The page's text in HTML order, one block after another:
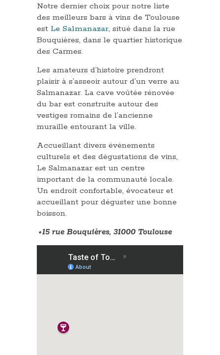
Notre dernier choix pour notre liste
des meilleurs bars à vins de Toulouse
est Le Salmanazar, situé dans la rue
Bouquières, dans le quartier historique
des Carmes.
Les amateurs d’histoire prendront
plaisir à s’asseoir autour d’un verre au
Salmanazar. La cave voûtée rénovée
du bar est construite autour des
vestiges romains de l’ancienne
muraille entourant la ville.
Accueillant divers événements
culturels et des dégustations de vins,
Le Salmanazar est un centre
important de la communauté locale.
Un endroit confortable, évocateur et
accueillant pour déguster une bonne
boisson.
⬩15 rue Bouquières, 31000 Toulouse